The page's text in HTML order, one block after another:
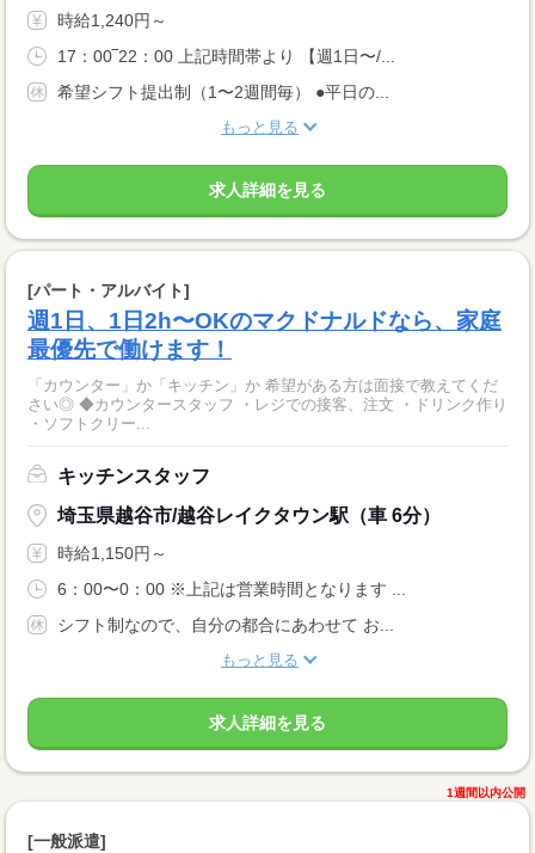
時給1,240円～
17：00‾22：00 上記時間帯より 【週1日〜/...
希望シフト提出制（1〜2週間毎） ●平日の...
もっと見る
求人詳細を見る
[パート・アルバイト]
週1日、1日2h〜OKのマクドナルドなら、家庭
最優先で働けます！
「カウンター」か「キッチン」か 希望がある方は面接で教えてくだ
さい◎ ◆カウンタースタッフ ・レジでの接客、注文 ・ドリンク作り
・ソフトクリー...
キッチンスタッフ
埼玉県越谷市/越谷レイクタウン駅（車 6分）
時給1,150円～
6：00〜0：00 ※上記は営業時間となります ...
シフト制なので、自分の都合にあわせて お...
もっと見る
求人詳細を見る
1週間以内公開
[一般派遣]